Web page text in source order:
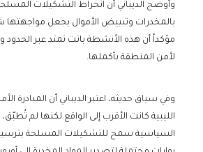
وأوضح الديباني أن انخراط التشكيلات
بالمخدرات وتبييض الأموال يجعل مواجهتها
مؤكداً أن هذه الأنشطة باتت تمتد عبر
لأمن المنطقة بأكملها.
وفي سياق حديثه، اعتبر الديباني أن المبادرة
الليبية كانت الأقرب إلى الواقع لكنها لم
السياسية سمح للتشكيلات المسلحة